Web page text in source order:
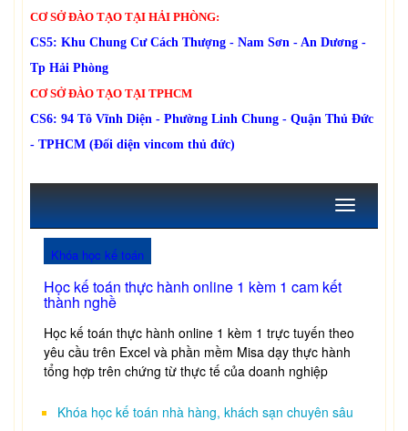
CƠ SỞ ĐÀO TẠO TẠI HẢI PHÒNG:
CS5: Khu Chung Cư Cách Thượng - Nam Sơn - An Dương -
Tp Hải Phòng
CƠ SỞ ĐÀO TẠO TẠI TPHCM
CS6: 94 Tô Vĩnh Diện - Phường Linh Chung - Quận Thủ Đức
- TPHCM (Đối diện vincom thủ đức)
Toggle
Khóa học kế toán
Học kế toán thực hành online 1 kèm 1 cam kết
thành nghề
Học kế toán thực hành online 1 kèm 1 trực tuyến theo
yêu cầu trên Excel và phần mềm Misa dạy thực hành
tổng hợp trên chứng từ thực tế của doanh nghiệp
Khóa học kế toán nhà hàng, khách sạn chuyên sâu